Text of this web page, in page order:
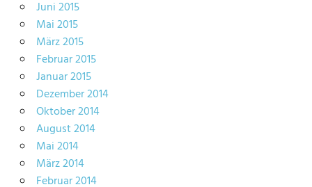
Juni 2015
Mai 2015
März 2015
Februar 2015
Januar 2015
Dezember 2014
Oktober 2014
August 2014
Mai 2014
März 2014
Februar 2014